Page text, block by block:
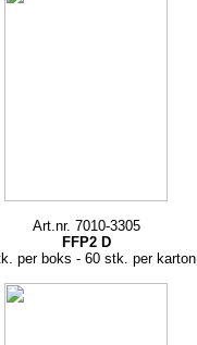
Art.nr. 7010-3305
FFP2 D
per boks - 60 stk. per karton